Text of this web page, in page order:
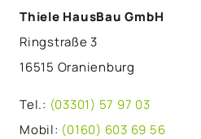
Thiele HausBau GmbH
Ringstraße 3
16515 Oranienburg
Tel.: (03301) 57 97 03
Mobil: (0160) 603 69 56